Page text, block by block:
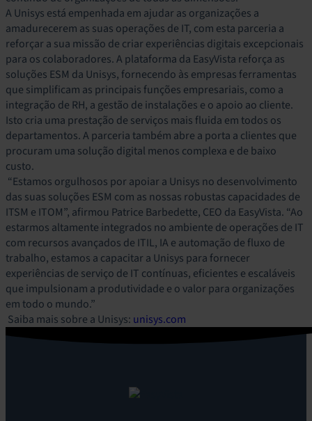
A Unisys está empenhada em ajudar as organizações a
amadurecerem as suas operações de IT, com esta parceria a
reforçar a sua missão de criar experiências digitais excepcionais
para os colaboradores. A plataforma da EasyVista reforça as
soluções ESM da Unisys, fornecendo às empresas ferramentas
que simplificam as principais funções empresariais, como a
integração de RH, a gestão de instalações e o apoio ao cliente.
Isto cria uma prestação de serviços mais fluida em todos os
departamentos. A parceria também abre a porta a clientes que
procuram uma solução digital menos complexa e de baixo
custo.
“Estamos orgulhosos por apoiar a Unisys no desenvolvimento
das suas soluções ESM com as nossas robustas capacidades de
ITSM e ITOM”, afirmou Patrice Barbedette, CEO da EasyVista. “Ao
estarmos altamente integrados no ambiente de operações de IT
com recursos avançados de ITIL, IA e automação de fluxo de
trabalho, estamos a capacitar a Unisys para fornecer
experiências de serviço de IT contínuas, eficientes e escaláveis
que impulsionam a produtividade e o valor para organizações
em todo o mundo.”
Saiba mais sobre a Unisys: unisys.com